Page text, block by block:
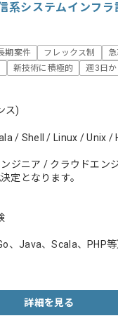
系システムインフ
期案件 フレックス制
新技術に積極的
週3日
ス)
/ Shell / Linux / Unix
ジニア / クラウドエン
定となります。
、Java、Scala、PHP
詳細を見る